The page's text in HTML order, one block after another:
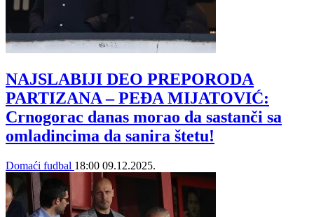
NAJSLABIJI DEO PREPORODA
PARTIZANA – PEĐA MIJATOVIĆ:
Crnogorac danas morao da sastanči sa
omladincima da sanira štetu!
Domaći fudbal 18:00 09.12.2025.